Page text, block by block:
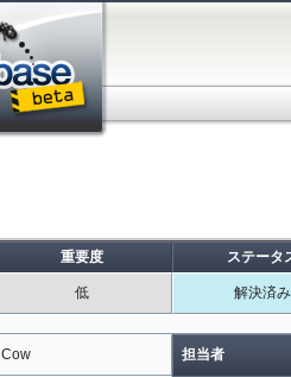
重要度 ステータ
低 解決済み
Cow 担当者